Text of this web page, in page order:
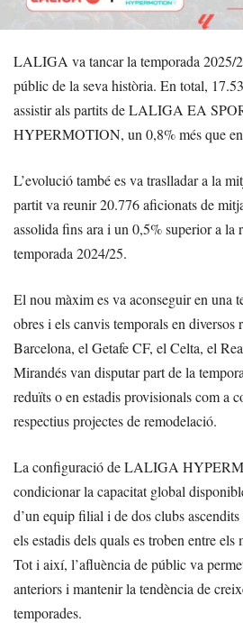
LALIGA va tancar la temporada 2025/
públic de la seva història. En total,
assistir als partits de LALIGA EA
HYPERMOTION, un 0,8% més que
L’evolució també es va traslladar a la
partit va reunir 20.776 aficionats de
assolida fins ara i un 0,5% superior a la
temporada 2024/25.
El nou màxim es va aconseguir en una
obres i els canvis temporals en
Barcelona, el Getafe CF, el Celta, el
Mirandés van disputar part de la
reduïts o en estadis provisionals com a
respectius projectes de remodelació.
La configuració de LALIGA
condicionar la capacitat global
d’un equip filial i de dos clubs
els estadis dels quals es troben entre els
Tot i així, l’afluència de públic va
anteriors i mantenir la tendència de
temporades.